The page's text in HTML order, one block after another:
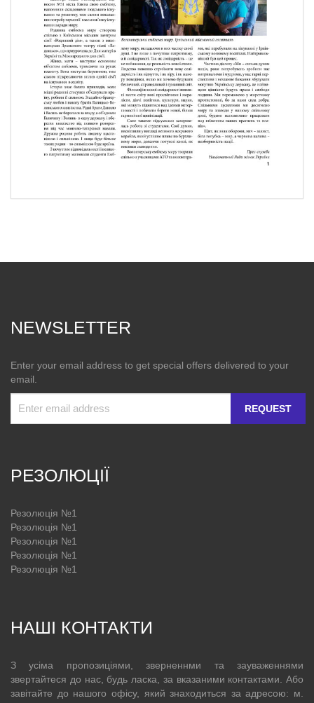
NEWSLETTER
Enter your email address to get special offers delivered to your
email.
REQUEST
РЕЗОЛЮЦІЇ
Резолюція №1
Резолюція №1
Резолюція №1
Резолюція №1
Резолюція №1
НАШІ КОНТАКТИ
З усіма пропозиціями, зверненнми та зауваженнями
звертайтеся до нас, будь ласка, за вказаними контактами. Або
завітайте до нашого офісу, який знаходиться за адресою: м.